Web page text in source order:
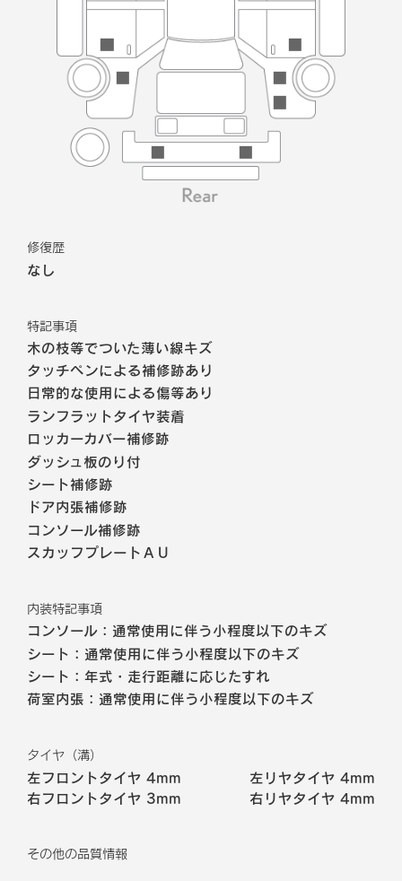
修復歴
なし
特記事項
木の枝等でついた薄い線キズ
タッチペンによる補修跡あり
日常的な使用による傷等あり
ランフラットタイヤ装着
ロッカーカバー補修跡
ダッシュ板のり付
シート補修跡
ドア内張補修跡
コンソール補修跡
スカッフプレートＡＵ
内装特記事項
コンソール：通常使用に伴う小程度以下のキズ
シート：通常使用に伴う小程度以下のキズ
シート：年式・走行距離に応じたすれ
荷室内張：通常使用に伴う小程度以下のキズ
タイヤ（溝）
左フロントタイヤ 4mm 左リヤタイヤ4mm
右フロントタイヤ 3mm 右リヤタイヤ4mm
その他の品質情報